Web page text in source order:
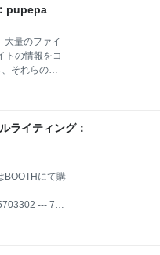
く、プロダク
ング部門 の
読者の皆様に
的としてい
視点やアイ
ための1つ
で作って学
pupepa
大量のファイ
トの情報をコ
それらの面
す。 本書で
・省力化す
。 本書の内容
で仕分ける
データの変換
シートの値
テキスト情報
収集する
ったチャット
ライティング：
BOOTHにて購
--- 72
ラー） / 紙の
読んだ人の感